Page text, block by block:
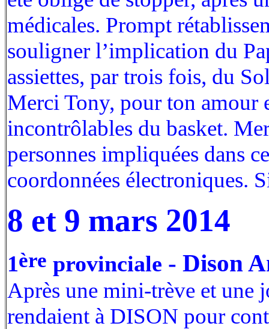
médicales. Prompt
souligner l’implication du
assiettes, par trois fois, du
Merci Tony, pour ton amour
incontrôlables du basket.
personnes impliquées dans
coordonnées électroniques.
8 et 9 mars 2014
1ère provinciale - Dison
Après une mini-trève et une
rendaient à DISON pour